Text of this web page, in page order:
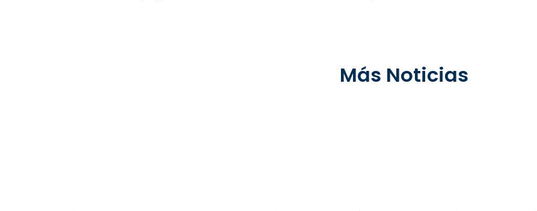
Más Noticias